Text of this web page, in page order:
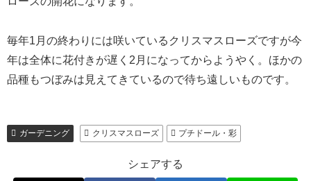
毎年1月の終わりには咲いているクリスマスローズですが今
年は全体に花付きが遅く2月になってからようやく。ほかの
品種もつぼみは見えてきているので待ち遠しいものです。
ガーデニング クリスマスローズ プチドール・彩
シェアする